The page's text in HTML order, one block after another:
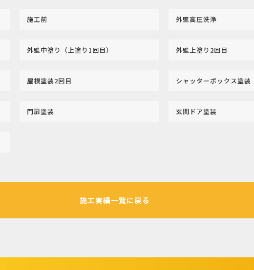
施工前 外壁高圧洗浄
外壁中塗り（上塗り1回目） 外壁上塗り2回目
屋根塗装2回目 シャッターボックス塗装
門扉塗装 玄関ドア塗装
施工実績一覧に戻る